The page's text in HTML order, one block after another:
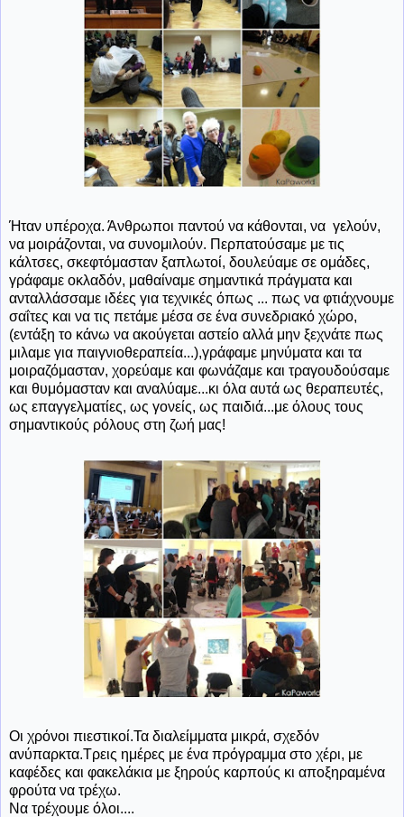
Ήταν υπέροχα. Άνθρωποι παντού να κάθονται, να γελούν,
να μοιράζονται, να συνομιλούν. Περπατούσαμε με τις
κάλτσες, σκεφτόμασταν ξαπλωτοί, δουλεύαμε σε ομάδες,
γράφαμε οκλαδόν, μαθαίναμε σημαντικά πράγματα και
ανταλλάσσαμε ιδέες για τεχνικές όπως ... πως να φτιάχνουμε
σαΐτες και να τις πετάμε μέσα σε ένα συνεδριακό χώρο,
(εντάξη το κάνω να ακούγεται αστείο αλλά μην ξεχνάτε πως
μιλαμε για παιγνιοθεραπεία...),γράφαμε μηνύματα και τα
μοιραζόμασταν, χορεύαμε και φωνάζαμε και τραγουδούσαμε
και θυμόμασταν και αναλύαμε...κι όλα αυτά ως θεραπευτές,
ως επαγγελματίες, ως γονείς, ως παιδιά...με όλους τους
σημαντικούς ρόλους στη ζωή μας!
Οι χρόνοι πιεστικοί.Τα διαλείμματα μικρά, σχεδόν
ανύπαρκτα.Τρεις ημέρες με ένα πρόγραμμα στο χέρι, με
καφέδες και φακελάκια με ξηρούς καρπούς κι αποξηραμένα
φρούτα να τρέχω.
Να τρέχουμε όλοι....